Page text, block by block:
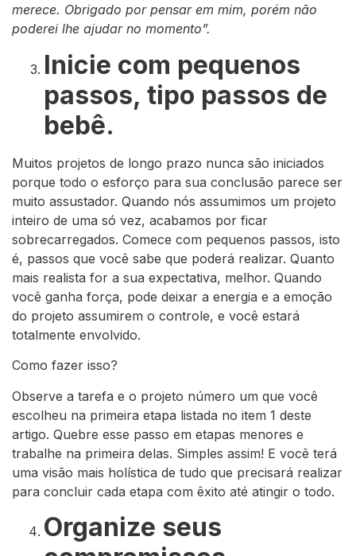
merece. Obrigado por pensar em mim, porém não
poderei lhe ajudar no momento”.
Inicie com pequenos
passos, tipo passos de
bebê.
Muitos projetos de longo prazo nunca são iniciados
porque todo o esforço para sua conclusão parece ser
muito assustador. Quando nós assumimos um projeto
inteiro de uma só vez, acabamos por ficar
sobrecarregados. Comece com pequenos passos, isto
é, passos que você sabe que poderá realizar. Quanto
mais realista for a sua expectativa, melhor. Quando
você ganha força, pode deixar a energia e a emoção
do projeto assumirem o controle, e você estará
totalmente envolvido.
Como fazer isso?
Observe a tarefa e o projeto número um que você
escolheu na primeira etapa listada no item 1 deste
artigo. Quebre esse passo em etapas menores e
trabalhe na primeira delas. Simples assim! E você terá
uma visão mais holística de tudo que precisará realizar
para concluir cada etapa com êxito até atingir o todo.
Organize seus